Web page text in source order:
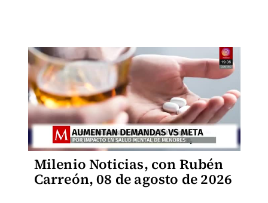
Milenio Noticias, con Rubén
Carreón, 08 de agosto de 2026